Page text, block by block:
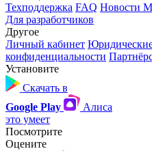
Техподдержка FAQ Новости
Для разработчиков
Другое
Личный кабинет
конфиденциальности
Установите
Скачать в
Google Play
Алиса
это умеет
Посмотрите
Оцените